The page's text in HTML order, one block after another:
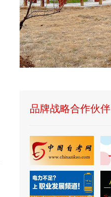
品牌战略合作伙伴